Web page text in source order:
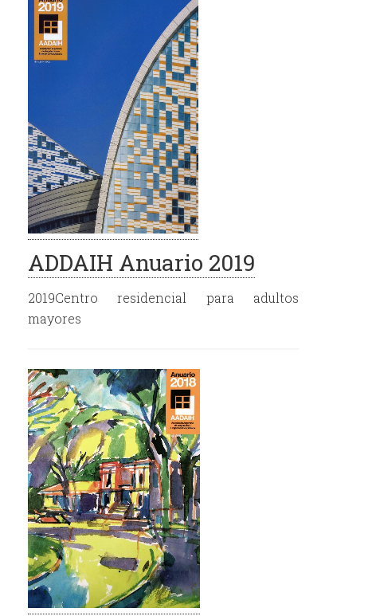
ADDAIH Anuario 2019
2019Centro residencial para adultos
mayores